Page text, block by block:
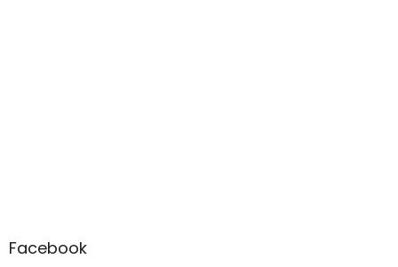
Facebook